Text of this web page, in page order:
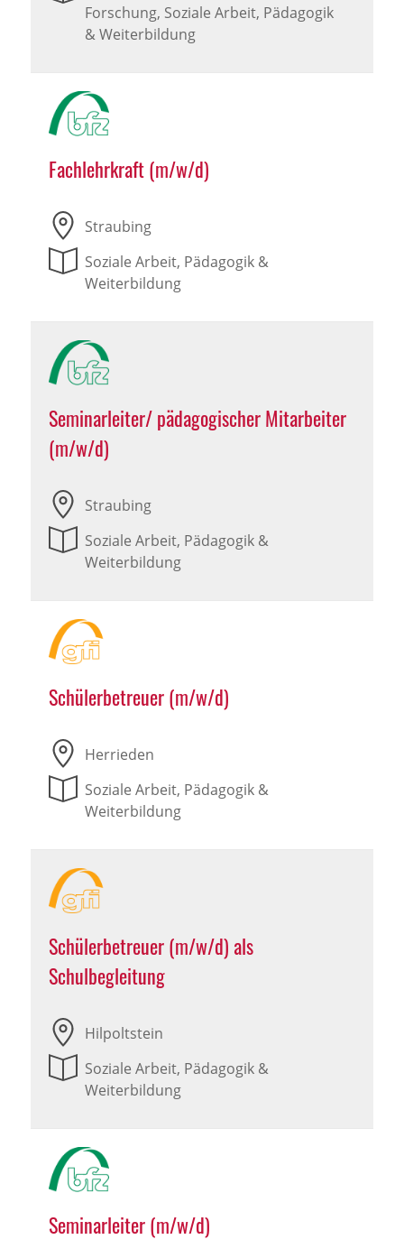
Forschung, Soziale Arbeit, Pädagogik
& Weiterbildung
Fachlehrkraft (m/w/d)
Straubing
Soziale Arbeit, Pädagogik &
Weiterbildung
Seminarleiter/ pädagogischer Mitarbeiter
(m/w/d)
Straubing
Soziale Arbeit, Pädagogik &
Weiterbildung
Schülerbetreuer (m/w/d)
Herrieden
Soziale Arbeit, Pädagogik &
Weiterbildung
Schülerbetreuer (m/w/d) als
Schulbegleitung
Hilpoltstein
Soziale Arbeit, Pädagogik &
Weiterbildung
Seminarleiter (m/w/d)